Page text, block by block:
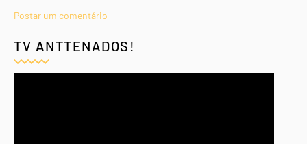
Postar um comentário
TV ANTTENADOS!